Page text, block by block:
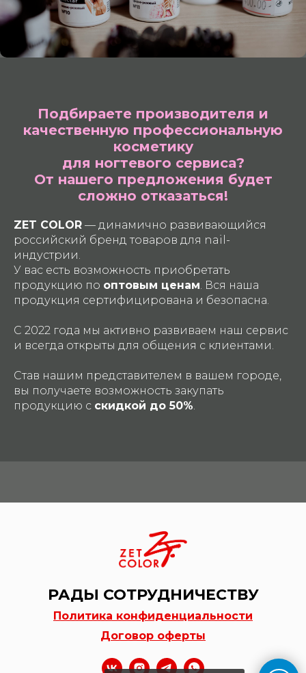
Подбираете производителя и
качественную профессиональную
косметику
для ногтевого сервиса?
От нашего предложения будет
сложно отказаться!
ZET COLOR — динамично развивающийся
российский бренд товаров для nail-
индустрии.
У вас есть возможность приобретать
продукцию по оптовым ценам . Вся наша
продукция сертифицирована и безопасна.
С 2022 года мы активно развиваем наш сервис
и всегда открыты для общения с клиентами.
Став нашим представителем в вашем городе,
вы получаете возможность закупать
продукцию с скидкой до 50%
РАДЫ СОТРУДНИЧЕСТВУ
Политика конфиденциальности
Договор оферты